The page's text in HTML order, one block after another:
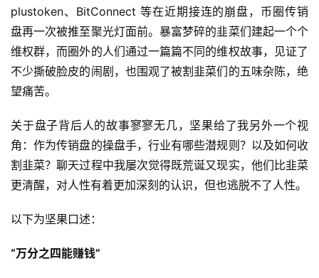
plustoken、BitConnect 等在近期接连的崩盘，币圈传销
盘再一次被推至聚光灯面前。暴富梦碎的韭菜们建起一个个
维权群，而圈外的人们通过一篇篇不同的维权故事，见证了
不少撕破脸皮的闹剧，也围观了被割韭菜们的五味杂陈，绝
望痛苦。
关于盘子背后人的故事寥寥无几，坚果给了我另外一个视
角：作为传销盘的操盘手，行业有哪些潜规则？以及如何收
割韭菜？聊天过程中我屡次觉得既荒诞又现实，他们比韭菜
更清醒，对人性有着更加深刻的认识，但也逃脱不了人性。
以下为坚果口述：
“万分之四能赚钱”